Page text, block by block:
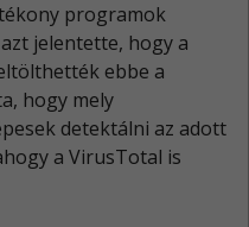
programok
jelentette, hogy a
ebbe a
hogy mely
detektálni az adott
a VirusTotal is